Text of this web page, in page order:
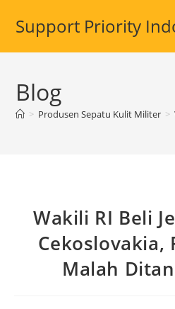
Support Priority
Blog
> Produsen Sepatu Kulit Militer >
Wakili RI Beli
Cekoslovakia,
Malah